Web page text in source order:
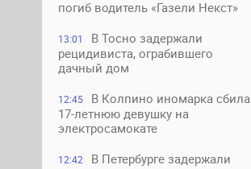
погиб водитель «Газели Некст»
13:01
В Тосно задержали
рецидивиста, ограбившего
дачный дом
12:45
В Колпино иномарка сбила
17-летнюю девушку на
электросамокате
12:42
В Петербурге задержали